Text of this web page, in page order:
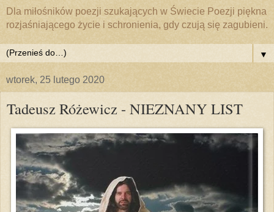
Dla miłośników poezji szukających w Świecie Poezji piękna
rozjaśniającego życie i schronienia, gdy czują się zagubieni.
▼
wtorek, 25 lutego 2020
Tadeusz Różewicz - NIEZNANY LIST